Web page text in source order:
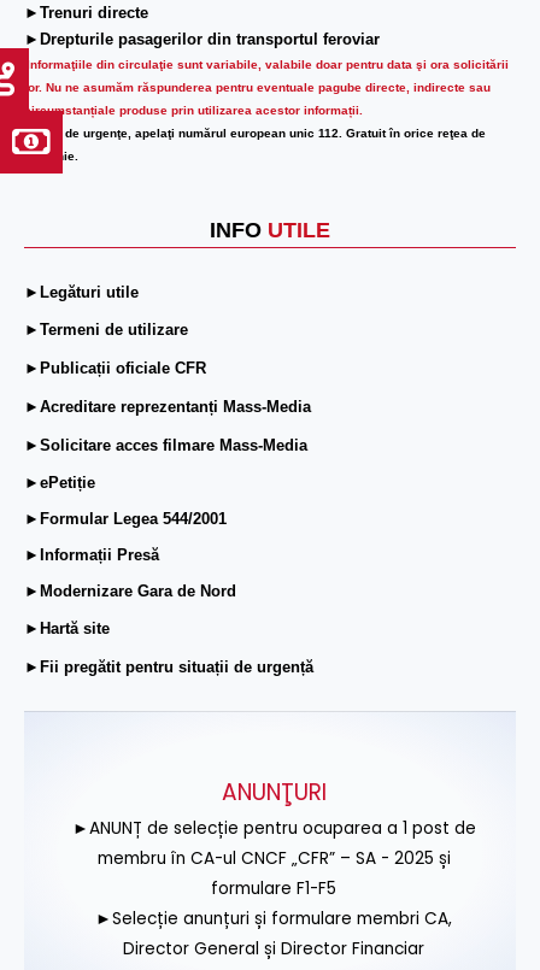
►Trenuri directe
►Drepturile pasagerilor din transportul feroviar
Informaţiile din circulaţie sunt variabile, valabile doar pentru data şi ora solicitării
lor. Nu ne asumăm răspunderea pentru eventuale pagube directe, indirecte sau
circumstanțiale produse prin utilizarea acestor informații.
În caz de urgenţe, apelaţi numărul european unic 112. Gratuit în orice reţea de
telefonie.
INFO UTILE
►Legături utile
►Termeni de utilizare
►Publicații oficiale CFR
►Acreditare reprezentanți Mass-Media
►Solicitare acces filmare Mass-Media
►ePetiție
►Formular Legea 544/2001
►Informații Presă
►Modernizare Gara de Nord
►Hartă site
►Fii pregătit pentru situații de urgență
ANUNŢURI
►ANUNȚ de selecție pentru ocuparea a 1 post de
membru în CA-ul CNCF „CFR” – SA - 2025 și
formulare F1-F5
►Selecție anunțuri și formulare membri CA,
Director General și Director Financiar